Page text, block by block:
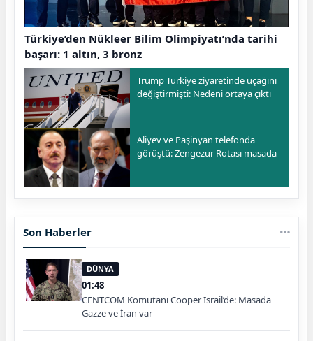
Türkiye’den Nükleer Bilim Olimpiyatı’nda tarihi
başarı: 1 altın, 3 bronz
Trump Türkiye ziyaretinde uçağını
değiştirmişti: Nedeni ortaya çıktı
Aliyev ve Paşinyan telefonda
görüştü: Zengezur Rotası masada
Son Haberler
DÜNYA
01:48
CENTCOM Komutanı Cooper İsrail’de: Masada
Gazze ve İran var